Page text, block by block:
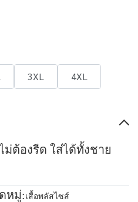
3XL
4XL
ต้องรีด ใส่ได้ทั้งชาย
หมู่: เสื้อพลัสไซส์